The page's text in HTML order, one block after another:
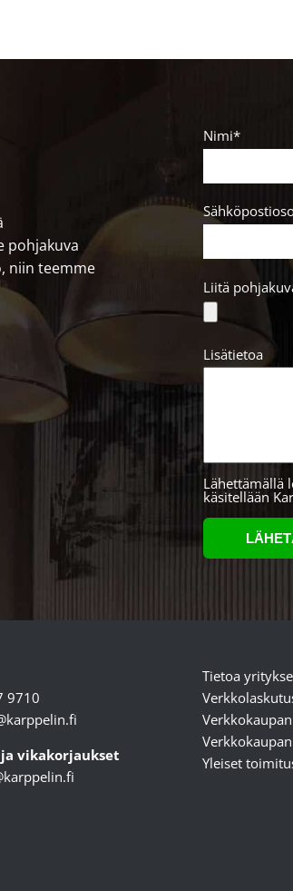
pohjakuva
niin teemme
Nimi*
Liitä
Lisätietoa
Lähettämällä
käsitellään
9710
vikakorjaukset
Tietoa
Yleiset